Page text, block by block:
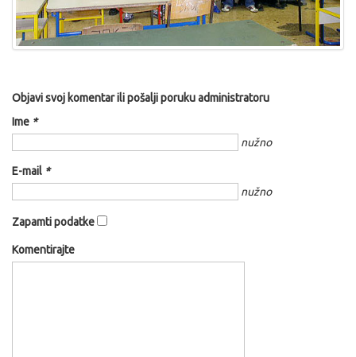
Objavi svoj komentar ili pošalji poruku administratoru
Ime *
nužno
E-mail *
nužno
Zapamti podatke
Komentirajte